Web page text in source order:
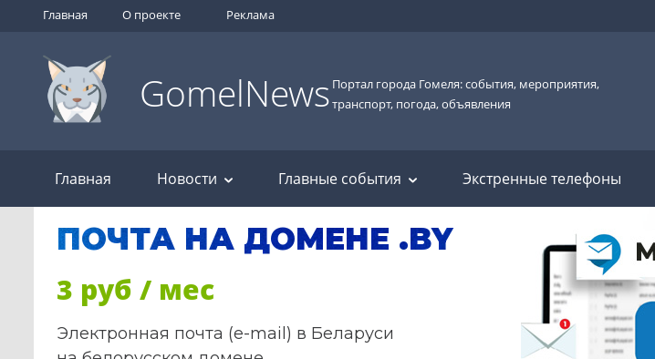
Главная О проекте Реклама
GomelNews Портал города Гомеля: события, мероприятия,
транспорт, погода, объявления
Главная Новости Главные события Экстренные телефоны
ПОЧТА НА ДОМЕНЕ .BY
3 руб / мес
Электронная почта (e-mail) в Беларуси